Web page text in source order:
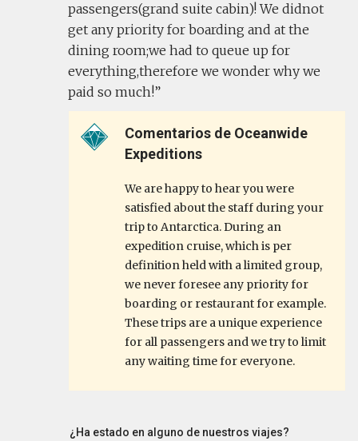
passengers(grand suite cabin)! We didnot
get any priority for boarding and at the
dining room;we had to queue up for
everything,therefore we wonder why we
paid so much!
Comentarios de Oceanwide
Expeditions
We are happy to hear you were
satisfied about the staff during your
trip to Antarctica. During an
expedition cruise, which is per
definition held with a limited group,
we never foresee any priority for
boarding or restaurant for example.
These trips are a unique experience
for all passengers and we try to limit
any waiting time for everyone.
¿Ha estado en alguno de nuestros viajes?